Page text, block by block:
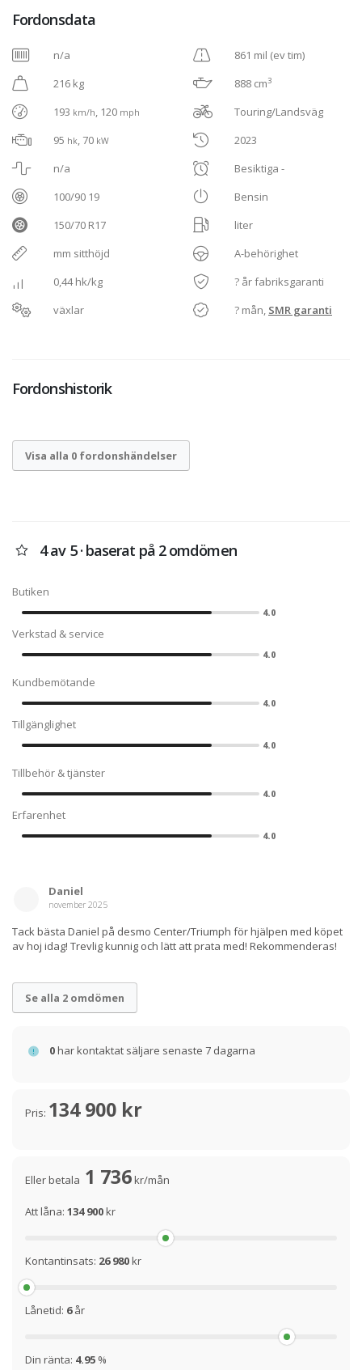
Fordonsdata
n/a
216 kg
193 km/h, 120 mph
95 hk, 70 kW
n/a
100/90 19
150/70 R17
mm sitthöjd
0,44 hk/kg
växlar
861 mil (ev tim)
888 cm3
Touring/Landsväg
2023
Besiktiga -
Bensin
liter
A-behörighet
? år fabriksgaranti
? mån, SMR garanti
Fordonshistorik
Visa alla 0 fordonshändelser
4 av 5 · baserat på 2 omdömen
Butiken
4.0
Verkstad & service
4.0
Kundbemötande
4.0
Tillgänglighet
4.0
Tillbehör & tjänster
4.0
Erfarenhet
4.0
Daniel
november 2025
Tack bästa Daniel på desmo Center/Triumph för hjälpen med köpet
av hoj idag! Trevlig kunnig och lätt att prata med! Rekommenderas!
Se alla 2 omdömen
0har kontaktat säljare senaste 7 dagarna
Pris: 134 900 kr
Eller betala 1 736kr/mån
Att låna: 134 900kr
Kontantinsats: 26 980kr
Lånetid: 6år
Din ränta: 4.95 %